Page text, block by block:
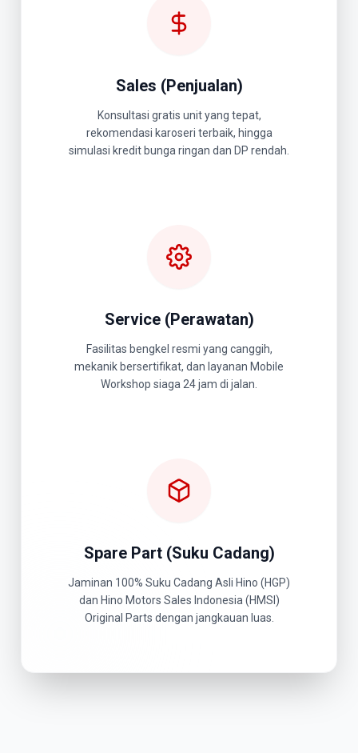
Sales (Penjualan)
Konsultasi gratis unit yang tepat,
rekomendasi karoseri terbaik, hingga
simulasi kredit bunga ringan dan DP rendah.
Service (Perawatan)
Fasilitas bengkel resmi yang canggih,
mekanik bersertifikat, dan layanan Mobile
Workshop siaga 24 jam di jalan.
Spare Part (Suku Cadang)
Jaminan 100% Suku Cadang Asli Hino (HGP)
dan Hino Motors Sales Indonesia (HMSI)
Original Parts dengan jangkauan luas.